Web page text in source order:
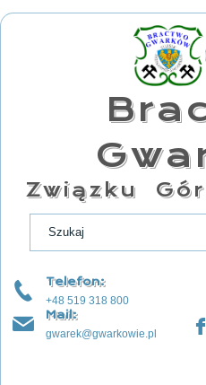
Związku
Telefon:
+48 519 318 800
Mail:
gwarek@gwarkowie.pl